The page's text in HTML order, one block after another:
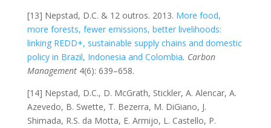
[13] Nepstad, D.C. & 12 outros. 2013. More food,
more forests, fewer emissions, better livelihoods:
linking REDD+, sustainable supply chains and domestic
policy in Brazil, Indonesia and Colombia. Carbon
Management4(6): 639–658.
[14] Nepstad, D.C., D. McGrath, Stickler, A. Alencar, A.
Azevedo, B. Swette, T. Bezerra, M. DiGiano, J.
Shimada, R.S. da Motta, E. Armijo, L. Castello, P.